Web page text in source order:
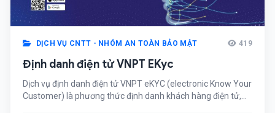
DỊCH VỤ CNTT - NHÓM AN TOÀN BẢO MẬT 419
Định danh điện tử VNPT EKyc
Dịch vụ định danh điện tử VNPT eKYC (electronic Know Your
Customer) là phương thức định danh khách hàng điện tử,